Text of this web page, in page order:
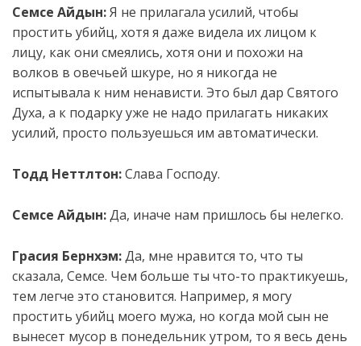
Семсе Айдын:Я не прилагала усилий, чтобы
простить убийц, хотя я даже видела их лицом к
лицу, как они смеялись, хотя они и похожи на
волков в овечьей шкуре, но я никогда не
испытывала к ним ненависти. Это был дар Святого
Духа, а к подарку уже не надо прилагать никаких
усилий, просто пользуешься им автоматически.
Тодд Неттлтон:Слава Господу.
Семсе Айдын:Да, иначе нам пришлось бы нелегко.
Грасия Бернхэм:Да, мне нравится то, что ты
сказала, Семсе. Чем больше ты что-то практикуешь,
тем легче это становится. Например, я могу
простить убийц моего мужа, но когда мой сын не
вынесет мусор в понедельник утром, то я весь день